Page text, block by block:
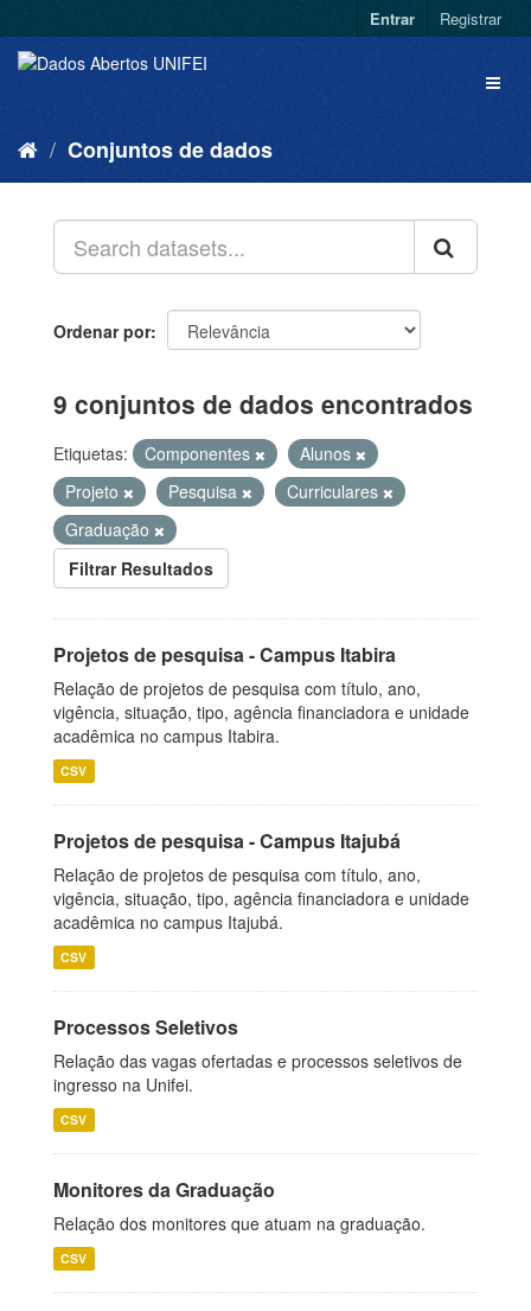
Entrar Registrar
Conjuntos de dados
Ordenar por
9 conjuntos de dados encontrados
Etiquetas: Componentes
Alunos
Projeto
Pesquisa
Curriculares
Graduação
Filtrar Resultados
Projetos de pesquisa - Campus Itabira
Relação de projetos de pesquisa com título, ano,
vigência, situação, tipo, agência financiadora e unidade
acadêmica no campus Itabira.
CSV
Projetos de pesquisa - Campus Itajubá
Relação de projetos de pesquisa com título, ano,
vigência, situação, tipo, agência financiadora e unidade
acadêmica no campus Itajubá.
CSV
Processos Seletivos
Relação das vagas ofertadas e processos seletivos de
ingresso na Unifei.
CSV
Monitores da Graduação
Relação dos monitores que atuam na graduação.
CSV